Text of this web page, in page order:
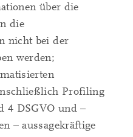
über die
die
nicht bei der
werden;
Profiling
4 DSGVO und –
– aussagekräftige